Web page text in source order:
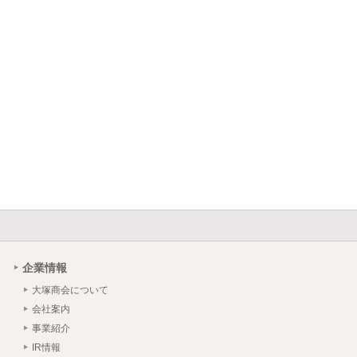
企業情報
大塚商会について
会社案内
事業紹介
IR情報